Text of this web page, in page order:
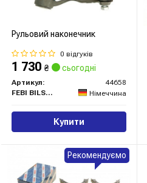
Рульовий наконечник
0 відгуків
1 730 ₴ сьогодні
Артикул:
44658
FEBI BILSTEIN
Німеччина
Купити
Рекомендуємо